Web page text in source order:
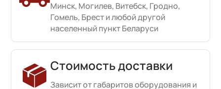
Минск, Могилев, Витебск, Гродно,
Гомель, Брест и любой другой
населенный пункт Беларуси
Стоимость доставки
Зависит от габаритов оборудования и